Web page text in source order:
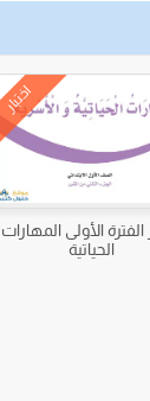
اختبار
الفترة الأولى المهارات
الحياتية